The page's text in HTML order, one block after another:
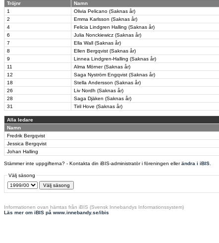
Tröjnr
Namn
1
Olivia Pelicano (Saknas år)
2
Emma Karlsson (Saknas år)
4
Felicia Lindgren Halling (Saknas år)
6
Julia Nonckiewicz (Saknas år)
7
Ella Wall (Saknas år)
8
Ellen Bergqvist (Saknas år)
9
Linnea Lindgren-Halling (Saknas år)
11
Alma Mörner (Saknas år)
12
Saga Nyström Engqvist (Saknas år)
18
Stella Andersson (Saknas år)
26
Liv Nordh (Saknas år)
28
Saga Djäken (Saknas år)
31
Tiril Hove (Saknas år)
Alla ledare
Namn
Fredrik Bergqvist
Jessica Bergqvist
Johan Halling
Stämmer inte uppgifterna? - Kontakta din iBIS-administratör i föreningen ellerändra i iBIS
Välj säsong
Informationen ovan hämtas från iBIS (Svensk Innebandys Informationssystem)
Läs mer om iBIS på www.innebandy.se/ibis